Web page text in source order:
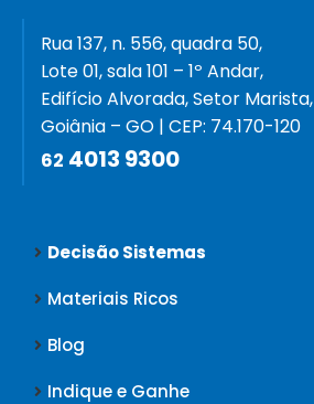
Rua 137, n. 556, quadra 50,
Lote 01, sala 101 – 1º Andar,
Edifício Alvorada, Setor Marista,
Goiânia – GO | CEP: 74.170-120
62 4013 9300
Decisão Sistemas
Materiais Ricos
Blog
Indique e Ganhe